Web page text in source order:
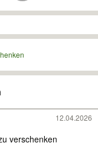
12.04.2026
verschenken